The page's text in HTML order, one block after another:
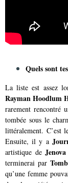
Quels sont
La liste est assez
Rayman Hoodlum
rarement rencontré
tombée sous le
littéralement. C’est
Ensuite, il y a
artistique de
terminerai par
qu’une femme